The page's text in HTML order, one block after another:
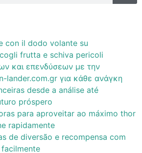
con il dodo volante su
frutta e schiva pericoli
και επενδύσεων με την
lander.com.gr για κάθε ανάγκη
desde a análise até
próspero
para aproveitar ao máximo thor
rapidamente
de diversão e recompensa com